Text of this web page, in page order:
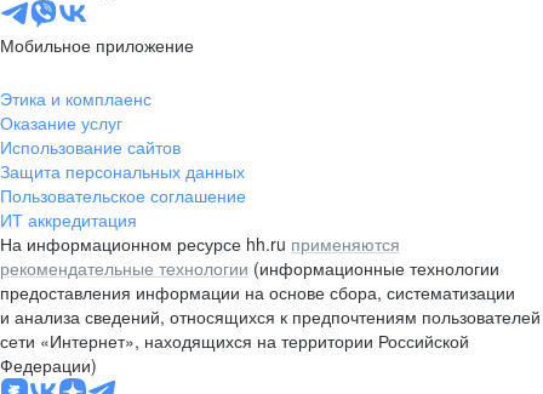
Мобильное приложение
Этика и комплаенс
Оказание услуг
Использование сайтов
Защита персональных данных
Пользовательское соглашение
ИТ аккредитация
На информационном ресурсе hh.ru применяются
рекомендательные технологии (информационные технологии
предоставления информации на основе сбора, систематизации
и анализа сведений, относящихся к предпочтениям пользователей
сети «Интернет», находящихся на территории Российской
Федерации)